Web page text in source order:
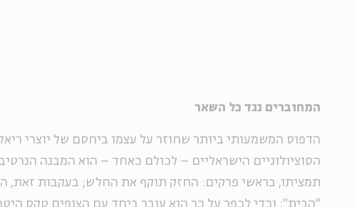
המחוברים נגד כל השאר
הדפוס המשמעותי ביותר שחוזר על עצמו ביחסם של יוצרי
הסוציולוגיים הישראליים – לכולם כאחד – הוא המבנה
תמציתו, בראשי פרקים: החזק תוקף את החלש; בעקבות זאת,
"הבית"; וכדי לכפר על כך הוא עובר ביחד עם הצופים טקס